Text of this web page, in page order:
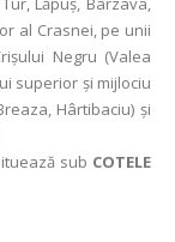
al Crasnei, pe unii
Negru (Valea
superior și mijlociu
Hârtibaciu) și
sub COTELE